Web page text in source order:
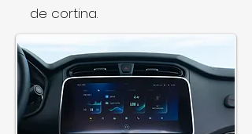
de cortina.